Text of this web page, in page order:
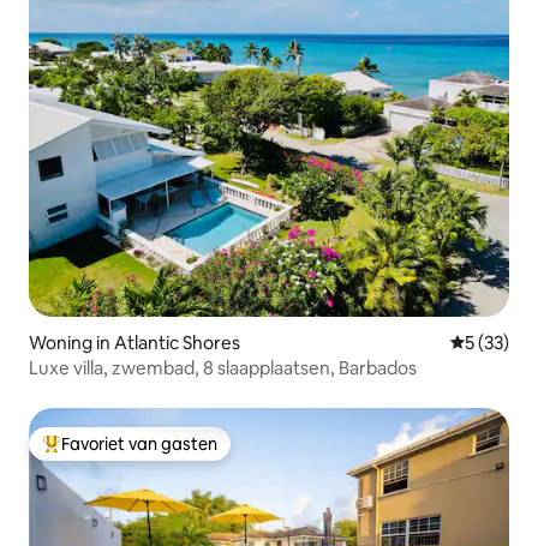
Woning in Atlantic Shores
5 (33)
Luxe villa, zwembad, 8 slaapplaatsen, Barbados
Topfavoriet van gasten
Favoriet van gasten